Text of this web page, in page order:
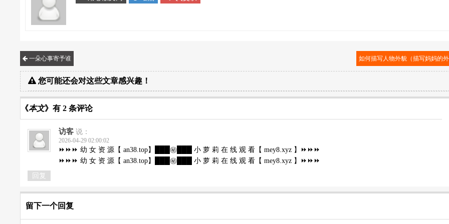
一朵心事寄予谁 如何描写人物外貌（描写妈妈的
您可能还会对这些文章感兴趣！
《本文》有 2 条评论
访客 说：
2026-04-29 02:00:02
⏩⏩⏩ 幼 女 资 源【 an38.top】███㊙️███ 小 萝 莉 在 线 观 看【 mey8.xyz 】⏩⏩⏩
⏩⏩⏩ 幼 女 资 源【 an38.top】███㊙️███ 小 萝 莉 在 线 观 看【 mey8.xyz 】⏩⏩⏩
回复
留下一个回复